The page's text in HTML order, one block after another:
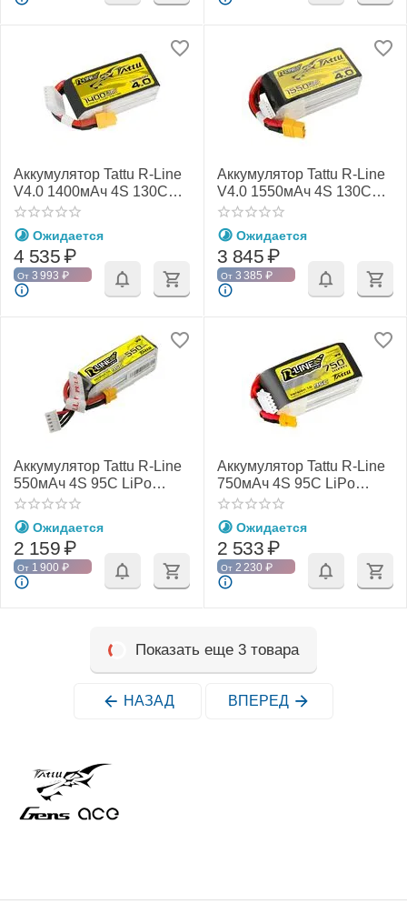
Аккумулятор Tattu R-Line
V4.0 1400мАч 4S 130C
LiPo (XT60)
Ожидается
4 535₽
От 3 993 ₽
Аккумулятор Tattu R-Line
V4.0 1550мАч 4S 130C
LiPo (XT60)
Ожидается
3 845₽
От 3 385 ₽
Аккумулятор Tattu R-Line
550мАч 4S 95C LiPo
(XT30)
Ожидается
2 159₽
От 1 900 ₽
Аккумулятор Tattu R-Line
750мАч 4S 95C LiPo
(XT30)
Ожидается
2 533₽
От 2 230 ₽
Показать еще 3 товара
НАЗАД ВПЕРЕД